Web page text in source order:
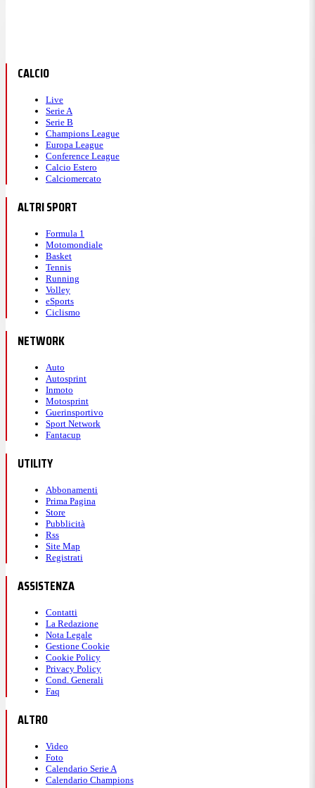
CALCIO
Live
Serie A
Serie B
Champions League
Europa League
Conference League
Calcio Estero
Calciomercato
ALTRI SPORT
Formula 1
Motomondiale
Basket
Tennis
Running
Volley
eSports
Ciclismo
NETWORK
Auto
Autosprint
Inmoto
Motosprint
Guerinsportivo
Sport Network
Fantacup
UTILITY
Abbonamenti
Prima Pagina
Store
Pubblicità
Rss
Site Map
Registrati
ASSISTENZA
Contatti
La Redazione
Nota Legale
Gestione Cookie
Cookie Policy
Privacy Policy
Cond. Generali
Faq
ALTRO
Video
Foto
Calendario Serie A
Calendario Champions